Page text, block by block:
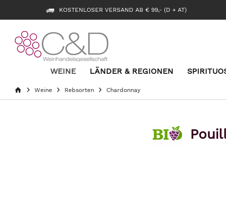
KOSTENLOSER VERSAND AB € 99,- (D + AT)
WEINE LÄNDER & REGIONEN
Weine Rebsorten Chardonnay